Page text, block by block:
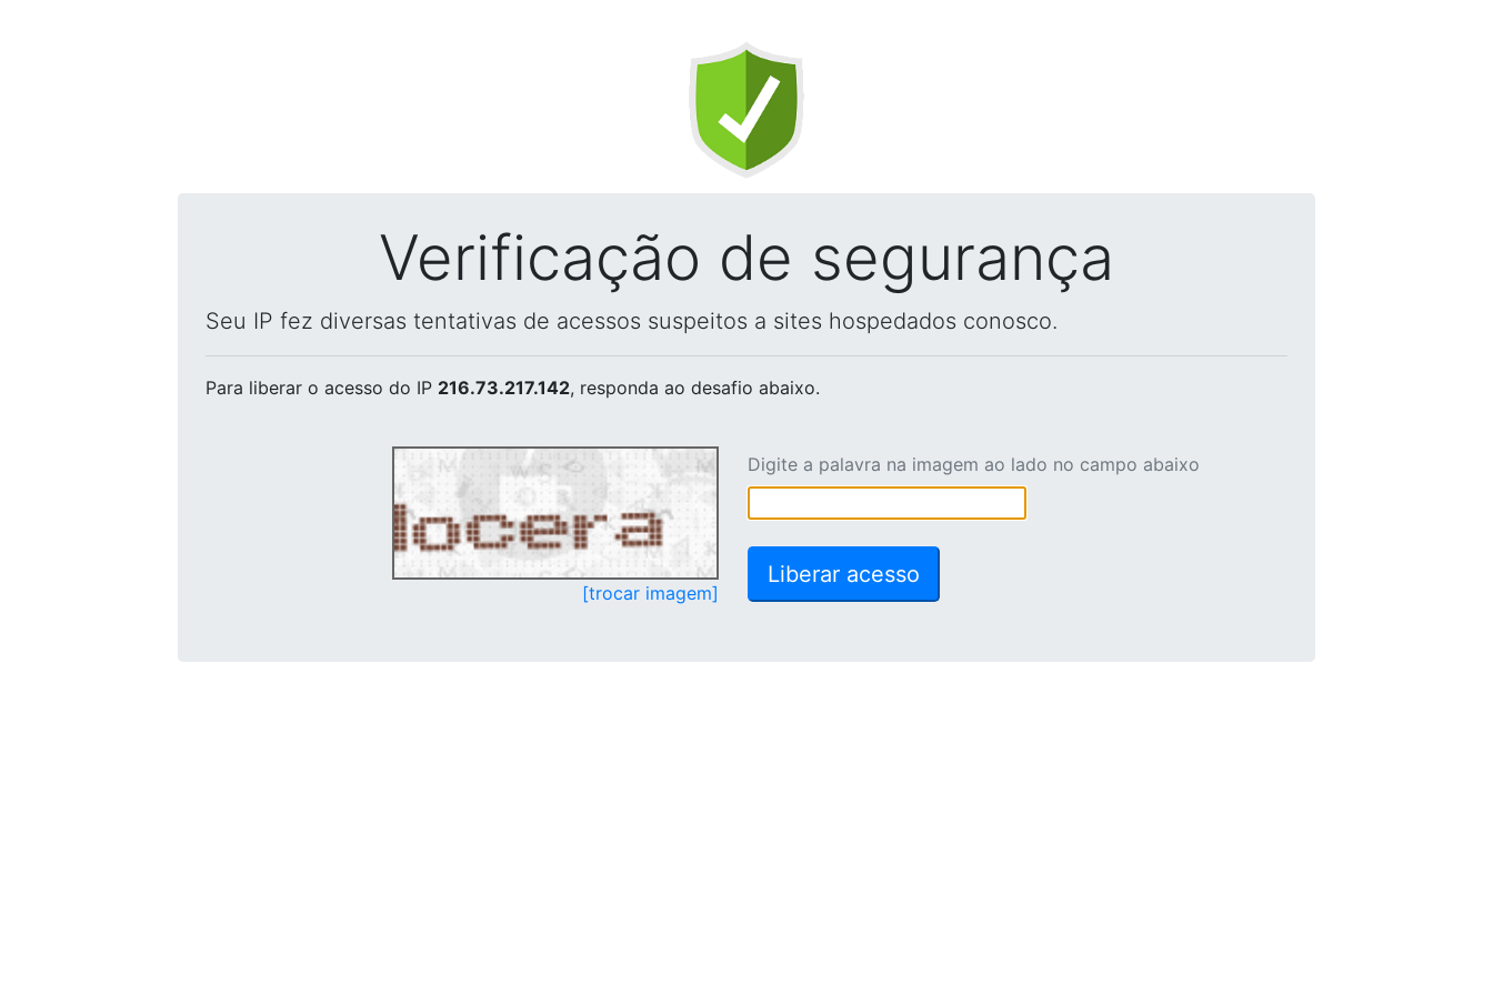
Verificação de segurança
Seu IP fez diversas tentativas de acessos suspeitos a sites hospedados conosco.
Para liberar o acesso do IP 216.73.217.142, responda ao desafio abaixo.
[trocar imagem]
Digite a palavra na imagem ao lado no campo abaixo